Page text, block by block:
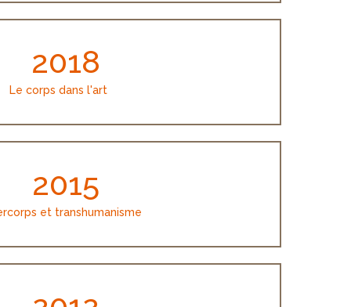
2018
Le corps dans l'art
2015
et transhumanisme